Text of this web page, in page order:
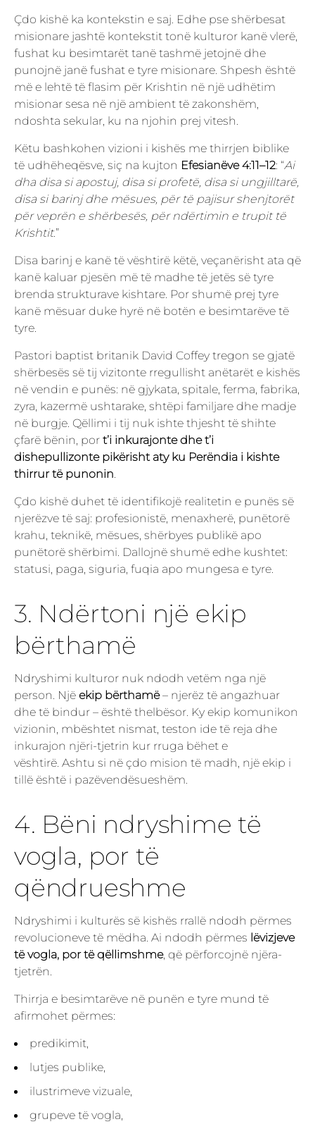
Çdo kishë ka kontekstin e saj. Edhe pse shërbesat
misionare jashtë kontekstit tonë kulturor kanë vlerë,
fushat ku besimtarët tanë tashmë jetojnë dhe
punojnë janë fushat e tyre misionare. Shpesh është
më e lehtë të flasim për Krishtin në një udhëtim
misionar sesa në një ambient të zakonshëm,
ndoshta sekular, ku na njohin prej vitesh.
Këtu bashkohen vizioni i kishës me thirrjen biblike
të udhëheqësve, siç na kujton Efesianëve 4:11–12: “Ai
dha disa si apostuj, disa si profetë, disa si ungjilltarë,
disa si barinj dhe mësues, për të pajisur shenjtorët
për veprën e shërbesës, për ndërtimin e trupit të
Krishtit.”
Disa barinj e kanë të vështirë këtë, veçanërisht ata që
kanë kaluar pjesën më të madhe të jetës së tyre
brenda strukturave kishtare. Por shumë prej tyre
kanë mësuar duke hyrë në botën e besimtarëve të
tyre.
Pastori baptist britanik David Coffey tregon se gjatë
shërbesës së tij vizitonte rregullisht anëtarët e kishës
në vendin e punës: në gjykata, spitale, ferma, fabrika,
zyra, kazermë ushtarake, shtëpi familjare dhe madje
në burgje. Qëllimi i tij nuk ishte thjesht të shihte
çfarë bënin, por t’i inkurajonte dhe t’i
dishepullizonte pikërisht aty ku Perëndia i kishte
thirrur të punonin.
Çdo kishë duhet të identifikojë realitetin e punës së
njerëzve të saj: profesionistë, menaxherë, punëtorë
krahu, teknikë, mësues, shërbyes publikë apo
punëtorë shërbimi. Dallojnë shumë edhe kushtet:
statusi, paga, siguria, fuqia apo mungesa e tyre.
3. Ndërtoni një ekip
bërthamë
Ndryshimi kulturor nuk ndodh vetëm nga një
person. Një ekip bërthamë– njerëz të angazhuar
dhe të bindur – është thelbësor. Ky ekip komunikon
vizionin, mbështet nismat, teston ide të reja dhe
inkurajon njëri-tjetrin kur rruga bëhet e
vështirë. Ashtu si në çdo mision të madh, një ekip i
tillë është i pazëvendësueshëm.
4. Bëni ndryshime të
vogla, por të
qëndrueshme
Ndryshimi i kulturës së kishës rrallë ndodh përmes
revolucioneve të mëdha. Ai ndodh përmes lëvizjeve
të vogla, por të qëllimshme, që përforcojnë njëra-
tjetrën.
Thirrja e besimtarëve në punën e tyre mund të
afirmohet përmes:
predikimit,
lutjes publike,
ilustrimeve vizuale,
grupeve të vogla,